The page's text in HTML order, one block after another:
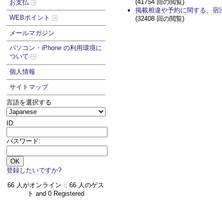
お支払
WEBポイント
メールマガジン
パソコン・iPhone の利用環境に
ついて
個人情報
サイトマップ
言語を選択する
ID:
パスワード:
登録したいですか?
66 人がオンライン :: 66 人のゲス
ト and 0 Registered
(41754 回の閲覧)
掲載相違や予約に関する、宿
(32408 回の閲覧)